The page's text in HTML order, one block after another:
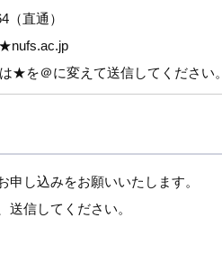
（直通）
★を＠に変えて送信してください。
し込みをお願いいたします。
送信してください。